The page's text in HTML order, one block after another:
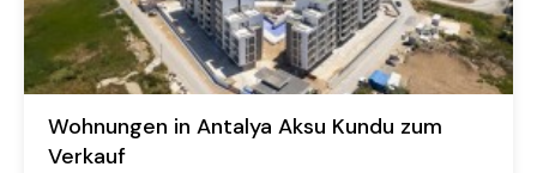
Wohnungen in Antalya Aksu Kundu zum
Verkauf